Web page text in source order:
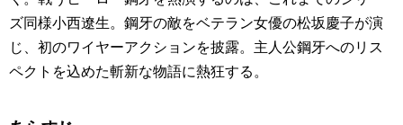
ズ同様小西遼生。鋼牙の敵をベテラン女優の松坂慶子が演
じ、初のワイヤーアクションを披露。主人公鋼牙へのリス
ペクトを込めた斬新な物語に熱狂する。